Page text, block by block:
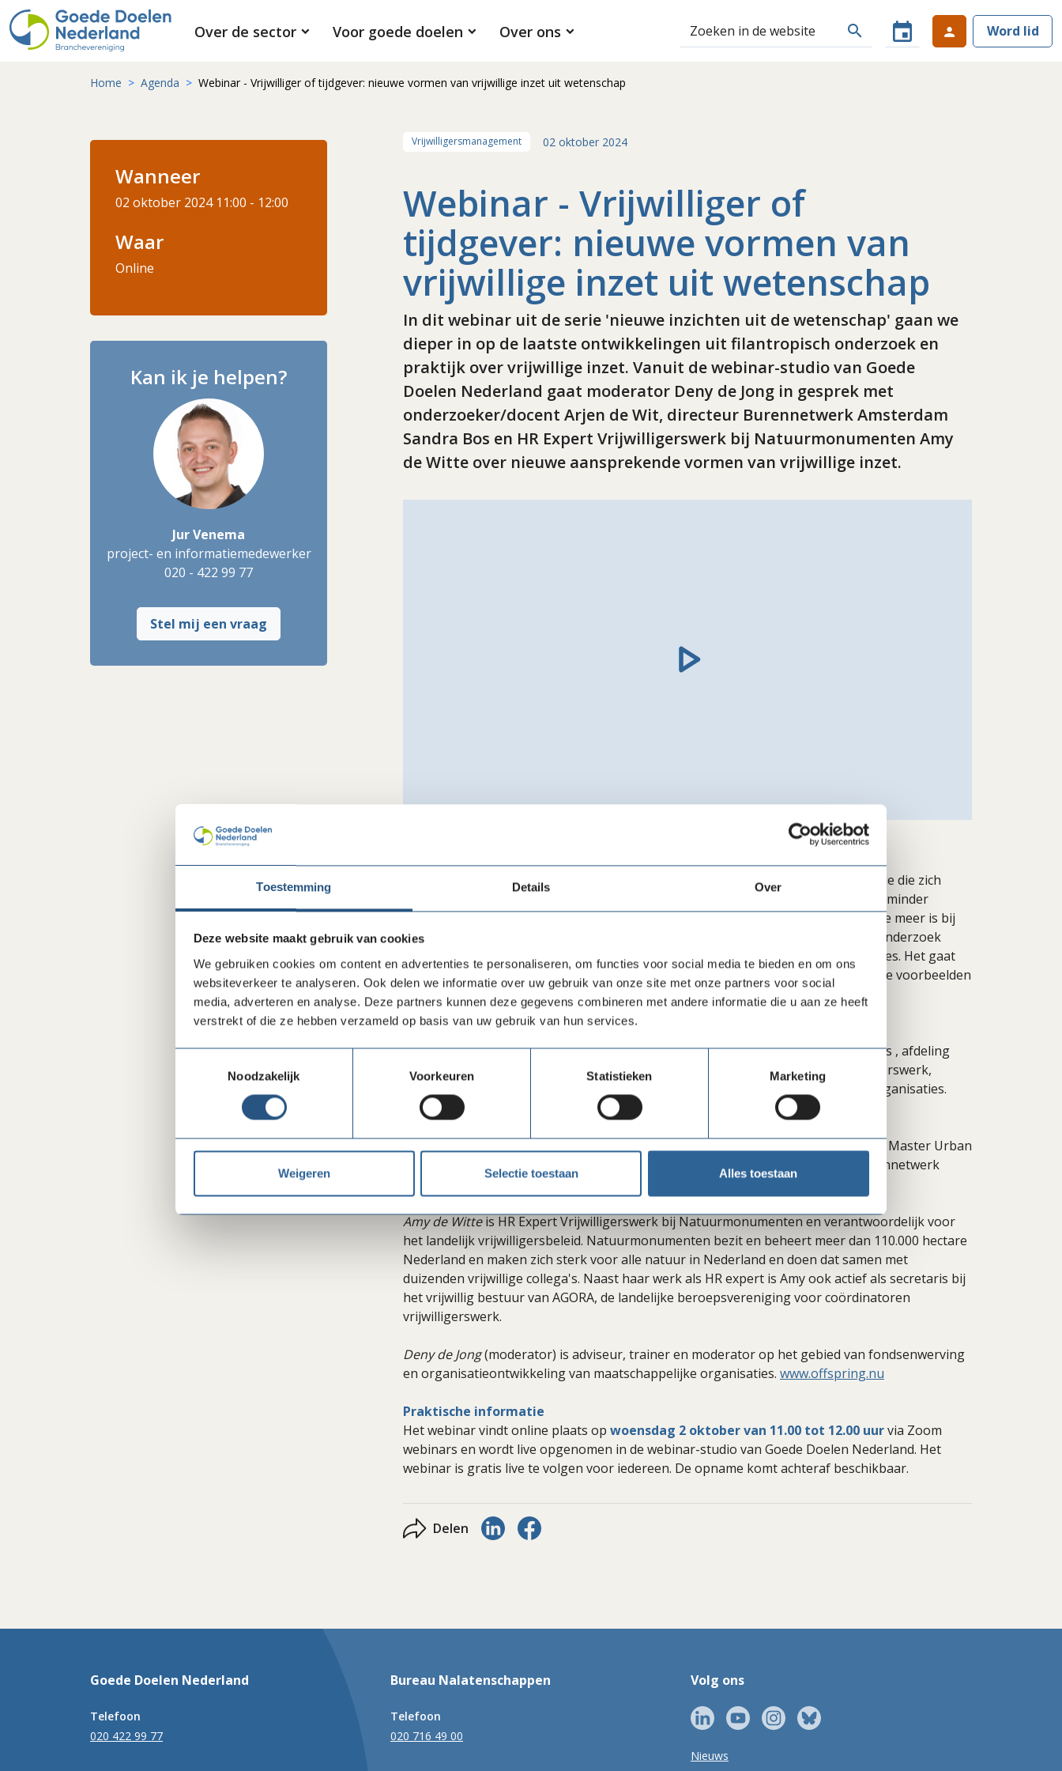
Toestemming Details Over
Deze website maakt gebruik van cookies
We gebruiken cookies om content en advertenties te personaliseren, om functies voor social media te bieden en om ons
websiteverkeer te analyseren. Ook delen we informatie over uw gebruik van onze site met onze partners voor social
media, adverteren en analyse. Deze partners kunnen deze gegevens combineren met andere informatie die u aan ze heeft
verstrekt of die ze hebben verzameld op basis van uw gebruik van hun services.
Noodzakelijk
Voorkeuren Statistieken Marketing
Weigeren Selectie toestaan Alles toestaan
Over de sector Voor goede doelen Over ons search event person Word lid
Home Agenda Webinar - Vrijwilliger of tijdgever: nieuwe vormen van vrijwillige inzet uit wetenschap
Vrijwilligersmanagement 02 oktober 2024
Webinar - Vrijwilliger of
tijdgever: nieuwe vormen van
vrijwillige inzet uit wetenschap
In dit webinar uit de serie 'nieuwe inzichten uit de wetenschap' gaan we
dieper in op de laatste ontwikkelingen uit filantropisch onderzoek en
praktijk over vrijwillige inzet. Vanuit de webinar-studio van Goede
Doelen Nederland gaat moderator Deny de Jong in gesprek met
onderzoeker/docent Arjen de Wit, directeur Burennetwerk Amsterdam
Sandra Bos en HR Expert Vrijwilligerswerk bij Natuurmonumenten Amy
de Witte over nieuwe aansprekende vormen van vrijwillige inzet.
Veel goed doelen organisaties proberen mensen te verbinden aan hun organisatie die zich
willen inzetten met hun tijd. Maar tegelijk is de oude term vrijwilligerswerk steeds minder
aansprekend. Dat leidt soms tot de conclusie bij organisaties dat er geen interesse meer is bij
mensen om zich in te zetten voor het goede doel. Maar niets is minder waar. Uit onderzoek
blijkt dat er zeer zeker wel interesse is in vrijwillige inzet, ook bij jongere generaties. Het gaat
alleen om de vorm waarin. Dit webinar gaat over die nieuwe vormen en succesvolle voorbeelden
met experts uit onderzoek en praktijk.
Over de sprekers
Dr. Arjen de Witis universitair docent aan het Centrum voor Filantropische Studies , afdeling
Sociologie van de VU in Amsterdam. Hij doet onderzoek naar filantropie, vrijwilligerswerk,
maatschappelijke productiviteit, sociale innovatie en effectiviteit van non-profitorganisaties.
https://research.vu.nl/en/persons/arjen-de-wit
is sr onderzoeker-docent, oprichter en opleidingsmanager van de Master Urban
Management aan de Hogeschool van Amsterdam en directeur van Stichting Burennetwerk
Amy de Witteis HR Expert Vrijwilligerswerk bij Natuurmonumenten en verantwoordelijk voor
het landelijk vrijwilligersbeleid. Natuurmonumenten bezit en beheert meer dan 110.000 hectare
Nederland en maken zich sterk voor alle natuur in Nederland en doen dat samen met
duizenden vrijwillige collega's. Naast haar werk als HR expert is Amy ook actief als secretaris bij
het vrijwillig bestuur van AGORA, de landelijke beroepsvereniging voor coördinatoren
vrijwilligerswerk.
Deny de Jong(moderator) is adviseur, trainer en moderator op het gebied van fondsenwerving
en organisatieontwikkeling van maatschappelijke organisaties. www.offspring.nu
Praktische informatie
Het webinar vindt online plaats op woensdag 2 oktober van 11.00 tot 12.00 uurvia Zoom
webinars en wordt live opgenomen in de webinar-studio van Goede Doelen Nederland. Het
webinar is gratis live te volgen voor iedereen. De opname komt achteraf beschikbaar.
Delen Delen via LinkedIn
Delen via Facebook
Wanneer
02 oktober 202411:00 - 12:00
Waar
Online
Kan ik je helpen?
Jur Venema
project- en informatiemedewerker
020 - 422 99 77
Stel mij een vraag
Goede Doelen Nederland
Telefoon
020 422 99 77
Bureau Nalatenschappen
Telefoon
020 716 49 00
Volg ons
Nieuws